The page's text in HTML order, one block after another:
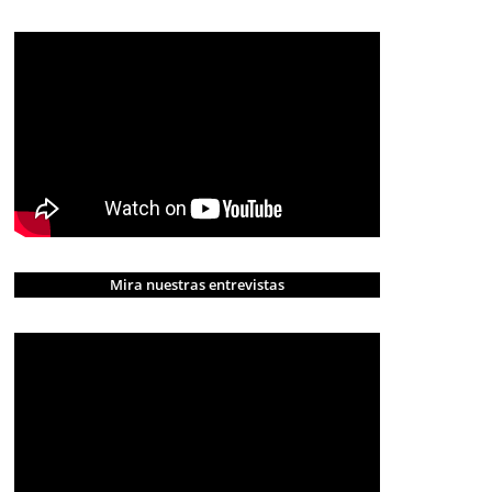
Mira nuestras entrevistas